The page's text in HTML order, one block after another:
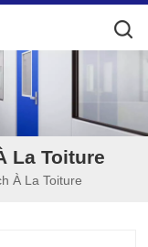
La Toiture
À La Toiture